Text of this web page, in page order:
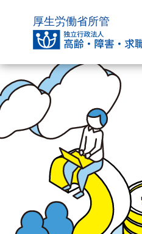
厚生労働省所管